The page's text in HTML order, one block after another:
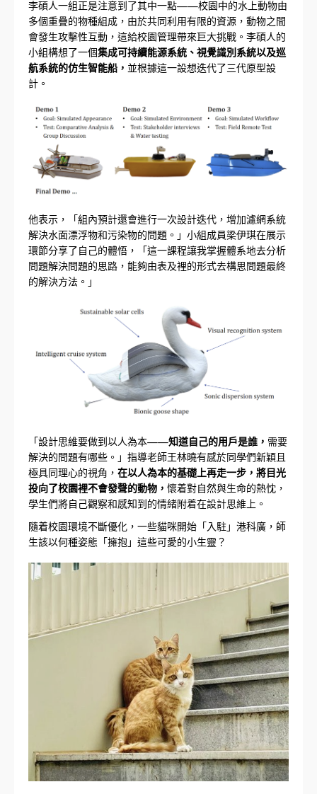
李碩人一組正是注意到了其中一點——校園中的水上動物由
多個重疊的物種組成，由於共同利用有限的資源，動物之間
會發生攻擊性互動，這給校園管理帶來巨大挑戰。李碩人的
小組構想了一個集成可持續能源系統、視覺識別系統以及巡
航系統的仿生智能船， 並根據這一設想迭代了三代原型設
計。
他表示，「組內預計還會進行一次設計迭代，增加濾網系統
解決水面漂浮物和污染物的問題。」小組成員梁伊琪在展示
環節分享了自己的體悟，「這一課程讓我掌握體系地去分析
問題解決問題的思路，能夠由表及裡的形式去構思問題最終
的解決方法。」
「設計思維要做到以人為本——知道自己的用戶是誰， 需要
解決的問題有哪些。」指導老師王林曉有感於同學們新穎且
極具同理心的視角， 在以人為本的基礎上再走一步，將目光
投向了校園裡不會發聲的動物， 懷着對自然與生命的熱忱，
學生們將自己觀察和感知到的情緒附着在設計思維上。
隨着校園環境不斷優化，一些貓咪開始「入駐」港科廣，師
生該以何種姿態「擁抱」這些可愛的小生靈？